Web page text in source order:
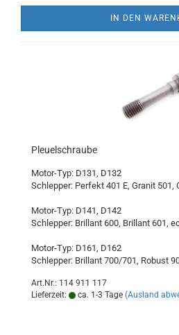
IN DEN
Pleuelschraube
Motor-Typ: D131, D132
Schlepper: Perfekt 401 E, Granit 501,
Motor-Typ: D141, D142
Schlepper: Brillant 600, Brillant 601,
Motor-Typ: D161, D162
Schlepper: Brillant 700/701, Robust
Art.Nr.: 114 911 117
Lieferzeit:
ca. 1-3 Tage (Ausland